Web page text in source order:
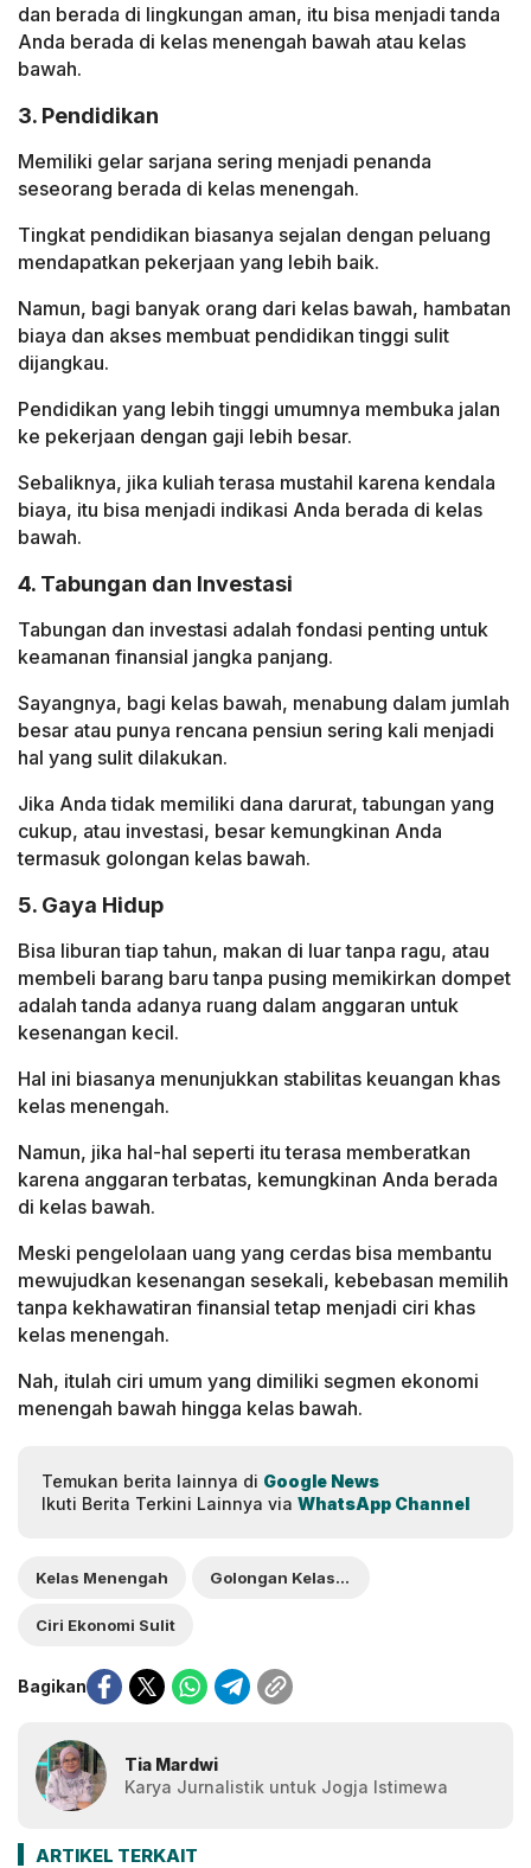
dan berada di lingkungan aman, itu bisa menjadi tanda
Anda berada di kelas menengah bawah atau kelas
bawah.
3. Pendidikan
Memiliki gelar sarjana sering menjadi penanda
seseorang berada di kelas menengah.
Tingkat pendidikan biasanya sejalan dengan peluang
mendapatkan pekerjaan yang lebih baik.
Namun, bagi banyak orang dari kelas bawah, hambatan
biaya dan akses membuat pendidikan tinggi sulit
dijangkau.
Pendidikan yang lebih tinggi umumnya membuka jalan
ke pekerjaan dengan gaji lebih besar.
Sebaliknya, jika kuliah terasa mustahil karena kendala
biaya, itu bisa menjadi indikasi Anda berada di kelas
bawah.
4. Tabungan dan Investasi
Tabungan dan investasi adalah fondasi penting untuk
keamanan finansial jangka panjang.
Sayangnya, bagi kelas bawah, menabung dalam jumlah
besar atau punya rencana pensiun sering kali menjadi
hal yang sulit dilakukan.
Jika Anda tidak memiliki dana darurat, tabungan yang
cukup, atau investasi, besar kemungkinan Anda
termasuk golongan kelas bawah.
5. Gaya Hidup
Bisa liburan tiap tahun, makan di luar tanpa ragu, atau
membeli barang baru tanpa pusing memikirkan dompet
adalah tanda adanya ruang dalam anggaran untuk
kesenangan kecil.
Hal ini biasanya menunjukkan stabilitas keuangan khas
kelas menengah.
Namun, jika hal-hal seperti itu terasa memberatkan
karena anggaran terbatas, kemungkinan Anda berada
di kelas bawah.
Meski pengelolaan uang yang cerdas bisa membantu
mewujudkan kesenangan sesekali, kebebasan memilih
tanpa kekhawatiran finansial tetap menjadi ciri khas
kelas menengah.
Nah, itulah ciri umum yang dimiliki segmen ekonomi
menengah bawah hingga kelas bawah.
Temukan berita lainnya di Google News
Ikuti Berita Terkini Lainnya via WhatsApp Channel
Kelas Menengah Golongan Kelas Bawah
Ciri Ekonomi Sulit
Bagikan
Tia Mardwi
Karya Jurnalistik untuk Jogja Istimewa
ARTIKEL TERKAIT